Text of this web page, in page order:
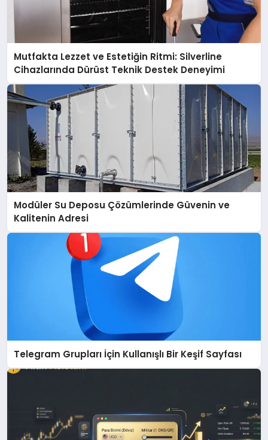
Mutfakta Lezzet ve Estetiğin Ritmi: Silverline
Cihazlarında Dürüst Teknik Destek Deneyimi
Modüler Su Deposu Çözümlerinde Güvenin ve
Kalitenin Adresi
Telegram Grupları İçin Kullanışlı Bir Keşif Sayfası